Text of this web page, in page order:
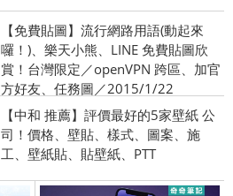
【免費貼圖】流行網路用語(動起來
囉！)、樂天小熊、LINE 免費貼圖欣
賞！台灣限定／openVPN 跨區、加官
方好友、任務圖／2015/1/22
【中和 推薦】評價最好的5家壁紙 公
司！價格、壁貼、樣式、圖案、施
工、壁紙貼、貼壁紙、PTT